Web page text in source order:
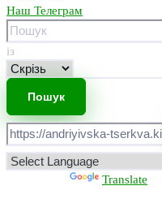
Наш Телеграм
із
Translate